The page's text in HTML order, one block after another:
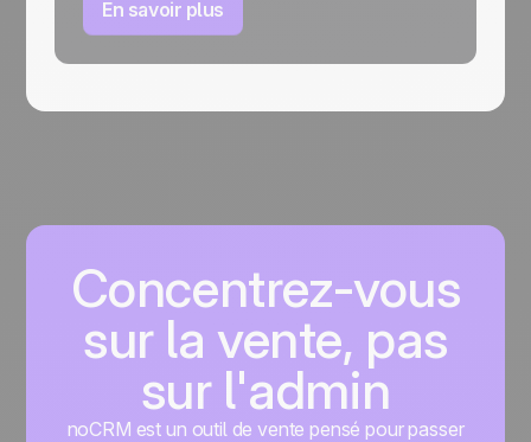
En savoir plus
Concentrez-vous
sur la vente, pas
sur l'admin
noCRM est un outil de vente pensé pour passer